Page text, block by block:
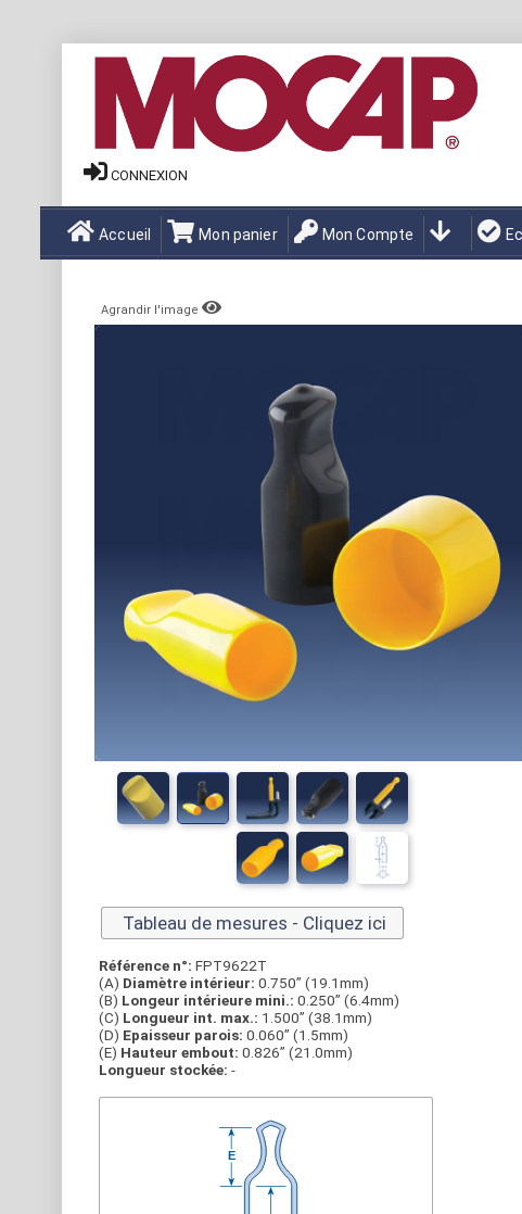
CONNEXION
Accueil Mon panier Mon Compte
Agrandir l'image
Tableau de mesures - Cliquez ici
Référence n°: FPT9622T
(A) Diamètre intérieur: 0.750” (19.1mm)
(B) Longeur intérieure mini.: 0.250” (6.4mm)
(C) Longueur int. max.: 1.500” (38.1mm)
(D) Epaisseur parois: 0.060” (1.5mm)
(E) Hauteur embout: 0.826” (21.0mm)
Longueur stockée: -